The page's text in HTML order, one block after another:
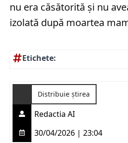
nu era căsătorită și nu
izolată după moartea
Etichete:
Distribuie știrea
Redactia AI
30/04/2026 | 23:04